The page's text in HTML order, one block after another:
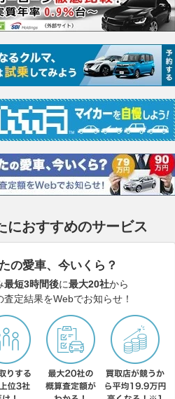
におすすめのサービス
の愛車、今いくら？
最短3時間後に最大20社から
査定結果をWebでお知らせ！